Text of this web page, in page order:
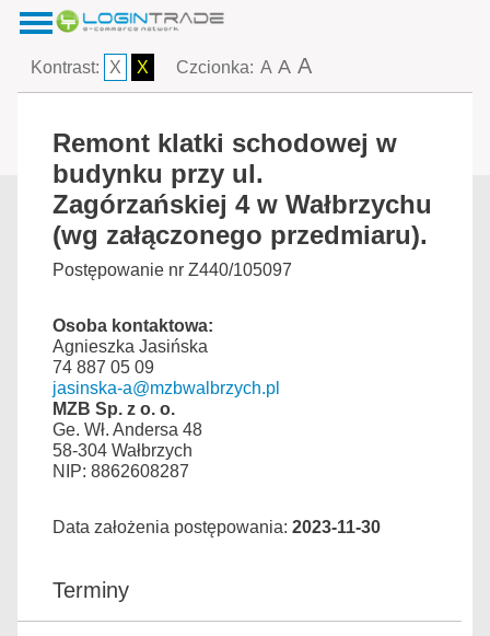
Kontrast: X X Czcionka: A A A
Remont klatki schodowej w
budynku przy ul.
Zagórzańskiej 4 w Wałbrzychu
(wg załączonego przedmiaru).
Postępowanie nr Z440/105097
Osoba kontaktowa:
Agnieszka Jasińska
74 887 05 09
jasinska-a@mzbwalbrzych.pl
MZB Sp. z o. o.
Ge. Wł. Andersa 48
58-304 Wałbrzych
NIP: 8862608287
Data założenia postępowania: 2023-11-30
Terminy